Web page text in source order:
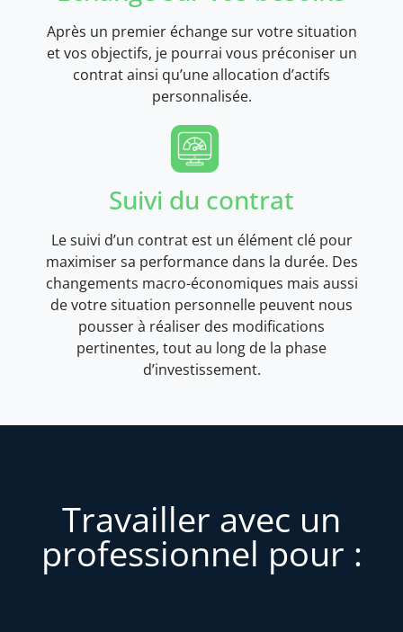
Après un premier échange sur votre situation
et vos objectifs, je pourrai vous préconiser un
contrat ainsi qu’une allocation d’actifs
personnalisée.
Suivi du contrat
Le suivi d’un contrat est un élément clé pour
maximiser sa performance dans la durée. Des
changements macro-économiques mais aussi
de votre situation personnelle peuvent nous
pousser à réaliser des modifications
pertinentes, tout au long de la phase
d’investissement.
Travailler avec un
professionnel pour :